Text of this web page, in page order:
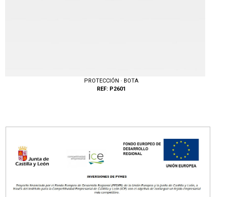
PROTECCIÓN · BOTA
REF: P2601